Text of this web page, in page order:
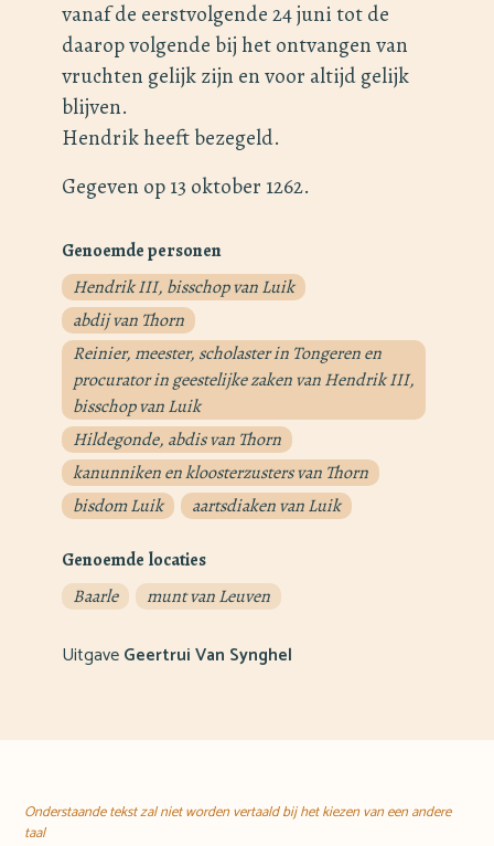
vanaf de eerstvolgende 24 juni tot de
daarop volgende bij het ontvangen van
vruchten gelijk zijn en voor altijd gelijk
blijven.
Hendrik heeft bezegeld.
Gegeven op 13 oktober 1262.
Genoemde personen
Hendrik III, bisschop van Luik
abdij van Thorn
Reinier, meester, scholaster in Tongeren en
procurator in geestelijke zaken van Hendrik III,
bisschop van Luik
Hildegonde, abdis van Thorn
kanunniken en kloosterzusters van Thorn
bisdom Luik
aartsdiaken van Luik
Genoemde locaties
Baarle
munt van Leuven
UitgaveGeertrui Van Synghel
Onderstaande tekst zal niet worden vertaald bij het kiezen van een andere
taal